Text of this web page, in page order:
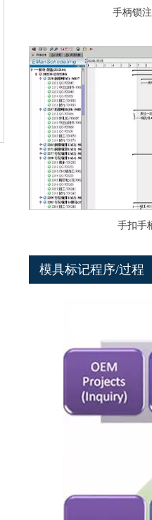
手柄锁
手扣手
模具标记程序/过程